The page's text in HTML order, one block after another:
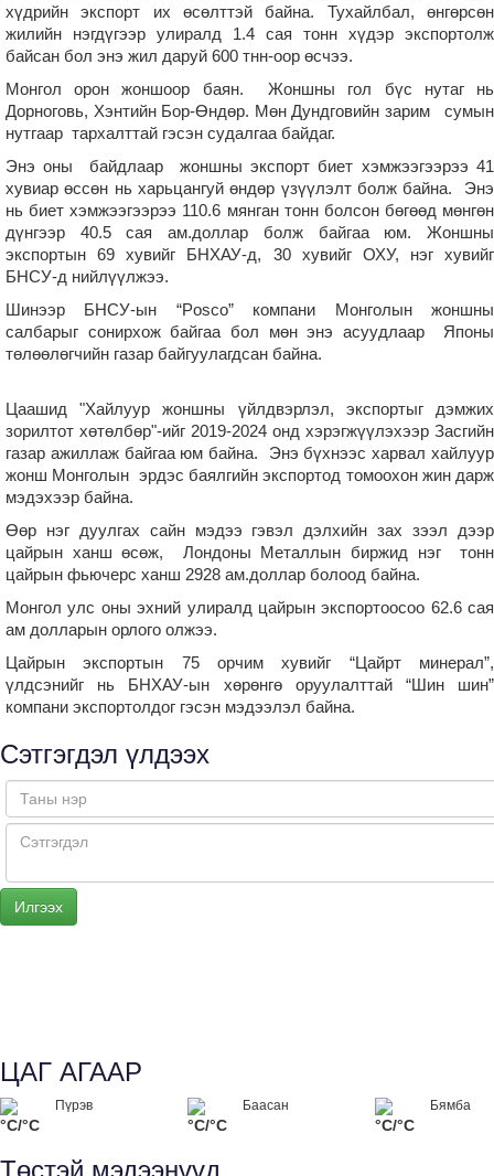
хүдрийн экспорт их өсөлттэй байна. Тухайлбал, өнгөрсөн
жилийн нэгдүгээр улиралд 1.4 сая тонн хүдэр экспортолж
байсан бол энэ жил даруй 600 тнн-оор өсчээ.
Монгол орон жоншоор баян. Жоншны гол бүс нутаг нь
Дорноговь, Хэнтийн Бор-Өндөр. Мөн Дундговийн зарим сумын
нутгаар тархалттай гэсэн судалгаа байдаг.
Энэ оны байдлаар жоншны экспорт биет хэмжээгээрээ 41
хувиар өссөн нь харьцангуй өндөр үзүүлэлт болж байна. Энэ
нь биет хэмжээгээрээ 110.6 мянган тонн болсон бөгөөд мөнгөн
дүнгээр 40.5 сая ам.доллар болж байгаа юм. Жоншны
экспортын 69 хувийг БНХАУ-д, 30 хувийг ОХУ, нэг хувийг
БНСУ-д нийлүүлжээ.
Шинээр БНСУ-ын “Posco” компани Монголын жоншны
салбарыг сонирхож байгаа бол мөн энэ асуудлаар Японы
төлөөлөгчийн газар байгуулагдсан байна.
Цаашид "Хайлуур жоншны үйлдвэрлэл, экспортыг дэмжих
зорилтот хөтөлбөр"-ийг 2019-2024 онд хэрэгжүүлэхээр Засгийн
газар ажиллаж байгаа юм байна. Энэ бүхнээс харвал хайлуур
жонш Монголын эрдэс баялгийн экспортод томоохон жин дарж
мэдэхээр байна.
Өөр нэг дуулгах сайн мэдээ гэвэл дэлхийн зах зээл дээр
цайрын ханш өсөж, Лондоны Металлын биржид нэг тонн
цайрын фьючерс ханш 2928 ам.доллар болоод байна.
Монгол улс оны эхний улиралд цайрын экспортоосоо 62.6 сая
ам долларын орлого олжээ.
Цайрын экспортын 75 орчим хувийг “Цайрт минерал”,
үлдсэнийг нь БНХАУ-ын хөрөнгө оруулалттай “Шин шин”
компани экспортолдог гэсэн мэдээлэл байна.
Сэтгэгдэл үлдээх
ЦАГ АГААР
Пүрэв
°C/°C
Баасан
°C/°C
Бямба
°C/°C
Төстэй мэдээнүүд